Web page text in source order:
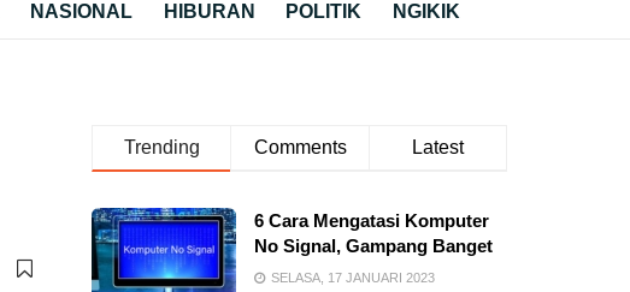
NASIONAL HIBURAN POLITIK NGIKIK
Trending Comments Latest
6 Cara Mengatasi Komputer
No Signal, Gampang Banget
SELASA, 17 JANUARI 2023